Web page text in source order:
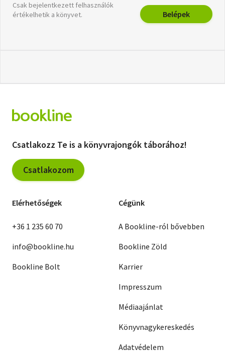
Csak bejelentkezett felhasználók
értékelhetik a könyvet.
Belépek
Csatlakozz Te is a könyvrajongók táborához!
Csatlakozom
Elérhetőségek
+36 1 235 60 70
info@bookline.hu
Bookline Bolt
Cégünk
A Bookline-ról bővebben
Bookline Zöld
Karrier
Impresszum
Médiaajánlat
Könyvnagykereskedés
Adatvédelem